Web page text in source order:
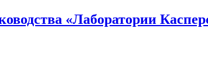
«Лаборатории